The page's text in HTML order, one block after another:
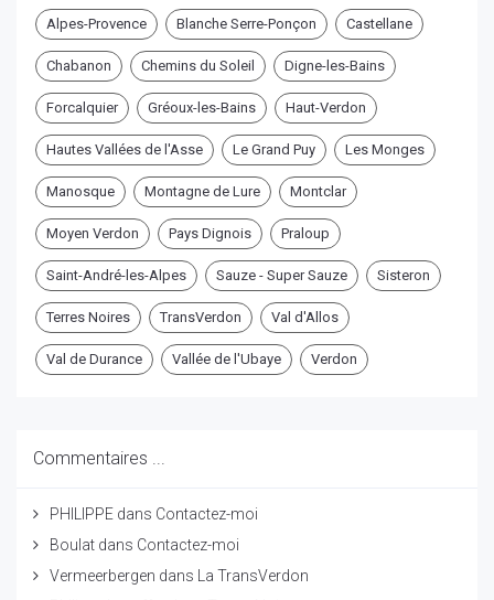
Alpes-Provence Blanche Serre-Ponçon Castellane
Chabanon Chemins du Soleil Digne-les-Bains
Forcalquier Gréoux-les-Bains Haut-Verdon
Hautes Vallées de l'Asse Le Grand Puy Les Monges
Manosque Montagne de Lure Montclar
Moyen Verdon Pays Dignois Praloup
Saint-André-les-Alpes Sauze - Super Sauze Sisteron
Terres Noires TransVerdon Val d'Allos
Val de Durance Vallée de l'Ubaye Verdon
Commentaires ...
PHILIPPE dans Contactez-moi
Boulat dans Contactez-moi
Vermeerbergen dans
La TransVerdon